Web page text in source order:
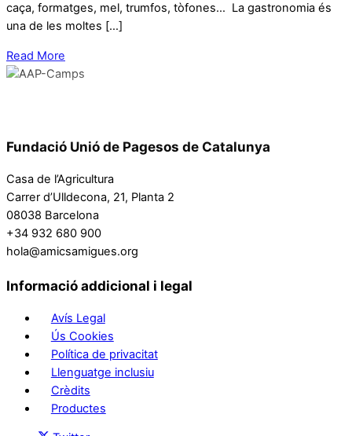
caça, formatges, mel, trumfos, tòfones… La gastronomia és
una de les moltes […]
Read More
Fundació Unió de Pagesos de Catalunya
Casa de l’Agricultura
Carrer d’Ulldecona, 21, Planta 2
08038 Barcelona
+34 932 680 900
hola@amicsamigues.org
Informació addicional i legal
Avís Legal
Ús Cookies
Política de privacitat
Llenguatge inclusiu
Crèdits
Productes